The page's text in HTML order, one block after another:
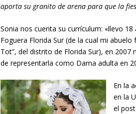
aporta su granito de arena para que la
Sonia nos cuenta su currículum: «llevo
Foguera Florida Sur (de la cual mi
Tot”, del distrito de Florida Sur), en
de representarla como Dama adulta en
En la
en la
el